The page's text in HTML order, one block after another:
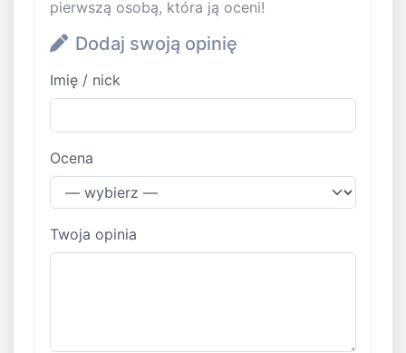
pierwszą osobą, która ją oceni!
Dodaj swoją opinię
Imię / nick
Ocena
Twoja opinia